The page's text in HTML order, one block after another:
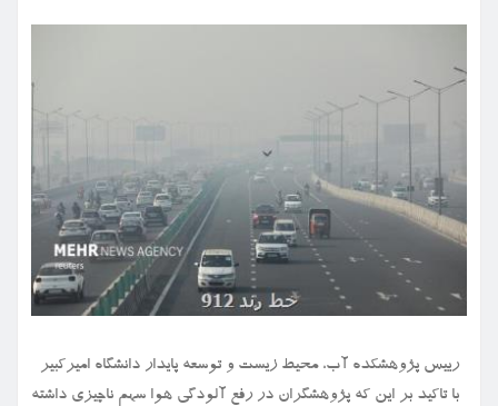
رییس پژوهشکده آب، محیط زیست و توسعه پایدار دانشگاه امیرکبیر
با تاکید بر این که پژوهشگران در رفع آلودگی هوا سهم ناچیزی داشته